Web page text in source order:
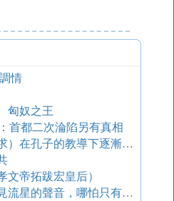
情
匈奴之王
首都二次淪陷另有真相
孔門十哲－－子有（冉求）在孔子的教導下逐漸向仁德靠拢
文帝拓跋宏皇后）
梁朝偉：希望更多人聽見流星的聲音，哪怕只有一秒